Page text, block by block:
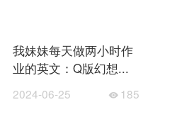
我妹妹每天做两小时作
业的英文：Q版幻想...
2024-06-25 185